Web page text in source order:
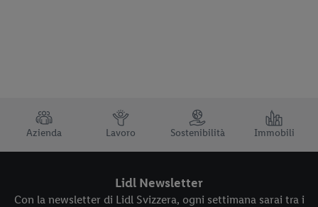
TRUSTBAR
Azienda Lavoro Sostenibilità Immobili
Lidl Newsletter
Con la newsletter di Lidl Svizzera, ogni settimana sarai tra i